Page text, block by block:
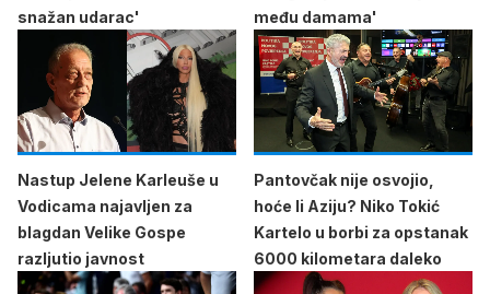
snažan udarac'
među damama'
Nastup Jelene Karleuše u
Vodicama najavljen za
blagdan Velike Gospe
razljutio javnost
Pantovčak nije osvojio,
hoće li Aziju? Niko Tokić
Kartelo u borbi za opstanak
6000 kilometara daleko